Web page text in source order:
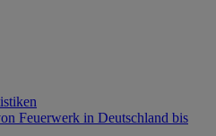
Feuerwerk in Deutschland bis